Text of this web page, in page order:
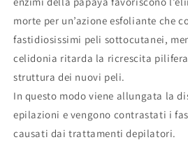
morte per un’azione esfoliante che
fastidiosissimi peli sottocutanei,
celidonia ritarda la ricrescita
struttura dei nuovi peli.
In questo modo viene allungata la
epilazioni e vengono contrastati i
causati dai trattamenti depilatori.